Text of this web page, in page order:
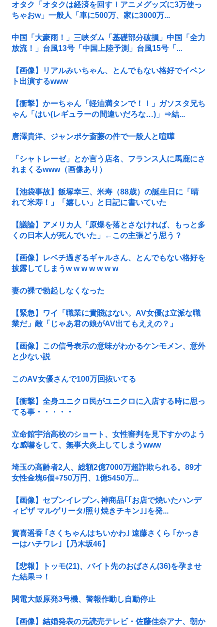
オタク「オタクは経済を回す！アニメグッズに3万使っ
ちゃおw」一般人「車に500万、家に3000万...
中国「大豪雨！」三峡ダム「基礎部分破損」中国「全力
放流！」台風13号「中国上陸予測」台風15号「...
【画像】リアルみいちゃん、とんでもない格好でイベン
ト出演するwww
【衝撃】かーちゃん「軽油満タンで！！」ガソスタ兄ち
ゃん「はい(レギュラーの間違いだろな…)」⇒結...
唐澤貴洋、ジャンポケ斎藤の件で一般人と喧嘩
「シャトレーゼ」とか言う店名、フランス人に馬鹿にさ
れまくるwww（画像あり）
【池袋事故】飯塚幸三、米寿（88歳）の誕生日に「晴
れて米寿！」「嬉しい」と日記に書いていた
【議論】アメリカ人「原爆を落とさなければ、もっと多
くの日本人が死んでいた」←この主張どう思う？
【画像】レベチ過ぎるギャルさん、とんでもない格好を
披露してしまうw w w w w w w
妻の裸で勃起しなくなった
【緊急】ワイ「職業に貴賤はない。AV女優は立派な職
業だ」敵「じゃあ君の娘がAV出てもええの？」
【画像】この信号表示の意味がわかるケンモメン、意外
と少ない説
このAV女優さんで100万回抜いてる
【衝撃】全身ユニクロ民がユニクロに入店する時に思っ
てる事・・・・・
立命館宇治高校のショート、女性審判を見下すかのよう
な威嚇をして、無事大炎上してしまうwww
埼玉の高齢者2人、総額2億7000万超詐欺られる。89才
女性金塊6個+750万円、1億5450万...
【画像】セブンイレブン､神商品｢｢お店で焼いたハンデ
ィピザ マルゲリータ/照り焼きチキン｣｣を発...
賀喜遥香 ｢さくちゃんはちいかわ｣ 遠藤さくら ｢かっき
ーはハチワレ｣【乃木坂46】
【悲報】トッモ(21)、バイト先のおばさん(36)を孕ませ
た結果⇒！
関電大飯原発3号機、警報作動し自動停止
【画像】結婚発表の元読売テレビ・佐藤佳奈アナ、朝か